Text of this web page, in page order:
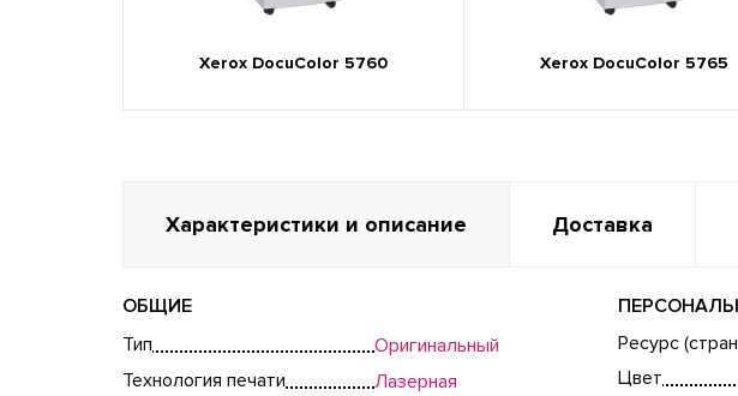
Xerox DocuColor 5760 Xerox DocuColor 5765
Характеристики и описание Доставка
ОБЩИЕ
Тип
Оригинальный
Технология печати
Лазерная
Ресурс
Цвет